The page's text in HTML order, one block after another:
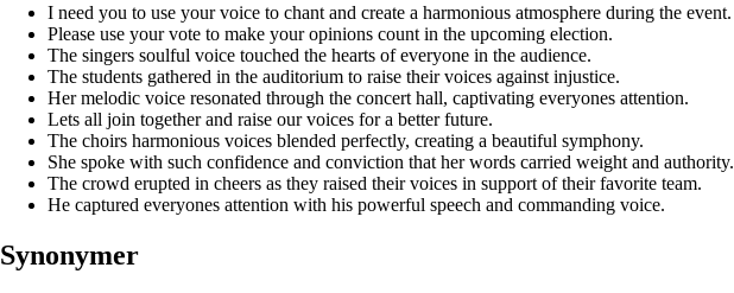
I need you to use your voice to chant and create a harmonious atmosphere during the event.
Please use your vote to make your opinions count in the upcoming election.
The singers soulful voice touched the hearts of everyone in the audience.
The students gathered in the auditorium to raise their voices against injustice.
Her melodic voice resonated through the concert hall, captivating everyones attention.
Lets all join together and raise our voices for a better future.
The choirs harmonious voices blended perfectly, creating a beautiful symphony.
She spoke with such confidence and conviction that her words carried weight and authority.
The crowd erupted in cheers as they raised their voices in support of their favorite team.
He captured everyones attention with his powerful speech and commanding voice.
Synonymer